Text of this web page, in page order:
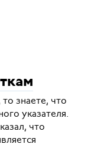
знаете, что
указателя.
что